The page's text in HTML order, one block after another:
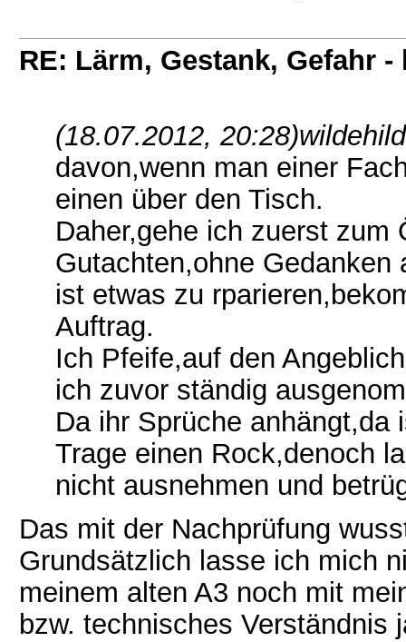
RE: Lärm, Gestank, Gefahr
(18.07.2012, 20:28)
davon,wenn man einer
einen über den Tisch.
Daher,gehe ich zuerst zum
Gutachten,ohne Gedanken
ist etwas zu
Auftrag.
Ich Pfeife,auf den
ich zuvor ständig
Da ihr Sprüche anhängt,da
Trage einen Rock,denoch
nicht ausnehmen und
Das mit der Nachprüfung
Grundsätzlich lasse ich mich
meinem alten A3 noch mit
bzw. technisches Verständnis